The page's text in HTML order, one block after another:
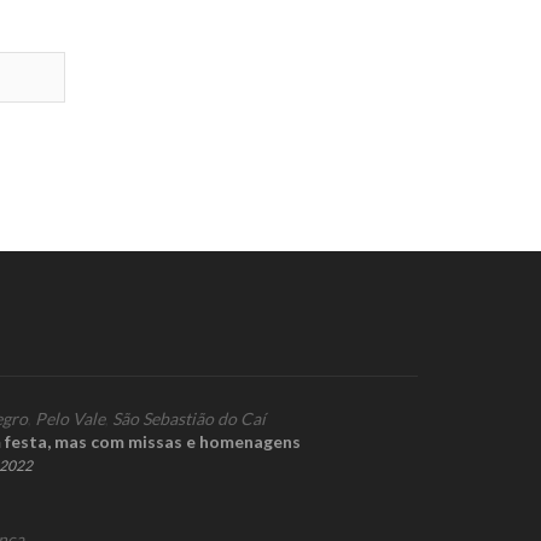
Pelo Vale, São Sebastião do Caí
mas com missas e homenagens